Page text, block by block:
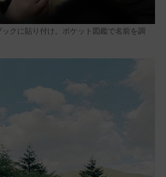
クに貼り付け。ポケット図鑑で名前を調